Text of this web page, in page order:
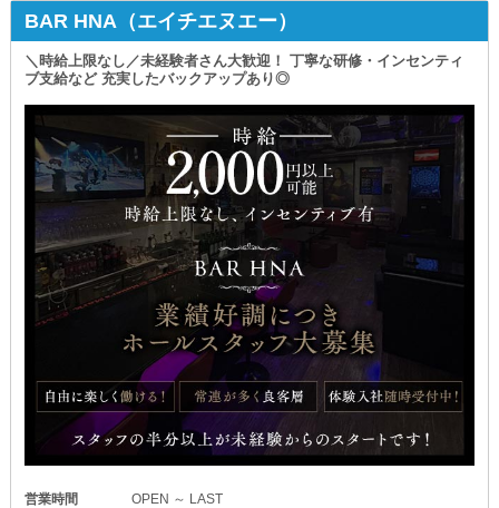
【社会保険完備】
万が一の備えも万全なため
安心して働ける環境です。
￣￣￣￣￣￣￣￣￣￣￣
《ナディア》は
【経験・年齢・性別】などの色眼鏡を通さず
あなたの熱意や可能性を信じて採用するお店！
皆様のチャレンジを全力で応援します。
ぜひお気軽にご連絡くださいませ◎
その都度目的地まで運転していただきます！
送り中の接客や会話など
営業行為にあたるものはありません。
ご自身の仕事に集中できる環境です◎
╭┉┉┅┄┄┄┄┈ • ┈┄┄┄┅┄┉┉╮
実働は1便だけ
深夜1:00～2時間程度
╰┉┉┅┄┄┄┄┈ • ┈┄┄┄┄┅┉┉╯
手間や負担が最小限な上に
短時間の勤務でいいから
気軽に始められて
高収入も実現できます。
＼距離は関係なし／
ぜひご応募ください◎
_/_/_/_/_/_/_/_/_/_/_/_/_/_/_/_/_/_/_/_/_/
舞々悪魔
BAR HNA（エイチエヌエー）
＼時給上限なし／未経験者さん大歓迎！ 丁寧な研修・インセンティ
ブ支給など 充実したバックアップあり◎
営業時間
OPEN ～ LAST